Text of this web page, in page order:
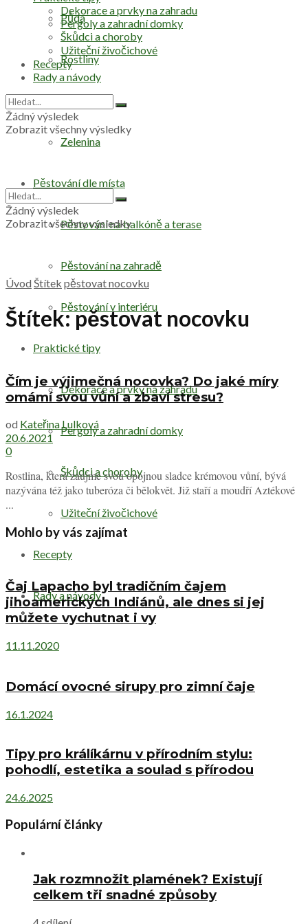
Půda
Rostliny
Zelenina
Pěstování dle místa
Pěstování na balkóně a terase
Pěstování na zahradě
Pěstování v interiéru
Praktické tipy
Dekorace a prvky na zahradu
Pergoly a zahradní domky
Škůdci a choroby
Užiteční živočichové
Recepty
Rady a návody
Dekorace a prvky na zahradu
Pergoly a zahradní domky
Škůdci a choroby
Užiteční živočichové
Recepty
Rady a návody
Žádný výsledek
Zobrazit všechny výsledky
Žádný výsledek
Zobrazit všechny výsledky
Úvod Štítek pěstovat nocovku
Štítek:pěstovat nocovku
Čím je výjimečná nocovka? Do jaké míry
omámí svou vůní a zbaví stresu?
od Kateřina Lulková
20.6.2021
0
Rostlina, která zaujme svou opojnou sladce krémovou vůní, bývá
nazývána též jako tuberóza či bělokvět. Již staří a moudří Aztékové
...
Mohlo by vás zajímat
Čaj Lapacho byl tradičním čajem
jihoamerických Indiánů, ale dnes si jej
můžete vychutnat i vy
11.11.2020
Domácí ovocné sirupy pro zimní čaje
16.1.2024
Tipy pro králíkárnu v přírodním stylu:
pohodlí, estetika a soulad s přírodou
24.6.2025
Populární články
Jak rozmnožit plamének? Existují
celkem tři snadné způsoby